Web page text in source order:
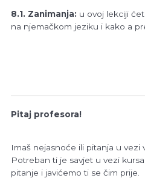
8.3. Präteritum
Wortschatz
Lektion 9 – In einer
8.1. Zanimanja: u ovoj lekciji
na njemačkom jeziku i kako a
Pitaj profesora!
Imaš nejasnoće ili pitanja u vezi
Potreban ti je savjet u vezi
pitanje i javićemo ti se čim prije.